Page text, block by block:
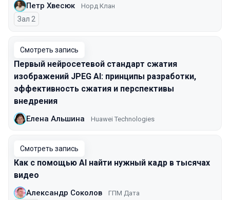
Петр Хвесюк Норд Клан
Зал 2
Смотреть запись
Первый нейросетевой стандарт сжатия
изображений JPEG AI: принципы разработки,
эффективность сжатия и перспективы
внедрения
Елена Альшина Huawei Technologies
Смотреть запись
Как с помощью AI найти нужный кадр в тысячах
видео
Александр Соколов ГПМ Дата